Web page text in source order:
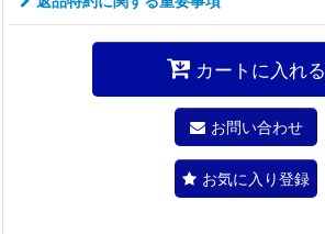
カートに入れる
お問い合わせ
お気に入り登録